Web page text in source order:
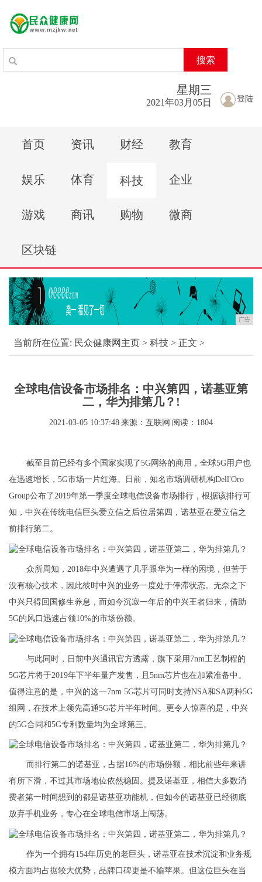
搜索
登陆
星期三
2021年03月05日
首页 资讯 财经 教育
娱乐 体育 科技 企业
游戏 商讯 购物 微商
区块链
广告
当前所在位置: 民众健康网主页 > 科技 > 正文 >
全球电信设备市场排名：中兴第四，诺基亚第
二，华为排第几？!
2021-03-05 10:37:48 来源：互联网 阅读：1804
截至目前已经有多个国家实现了5G网络的商用，全球5G用户也
在迅速增长，5G市场一片红海。日前，知名市场调研机构Dell'Oro
Group公布了2019年第一季度全球电信设备市场排行，根据该排行可
知，中兴在传统电信巨头爱立信之后位居第四，诺基亚在爱立信之
前排行第二。
众所周知，2018年中兴遭遇了几乎跟华为一样的困境，但苦于
没有核心技术，因此彼时中兴的业务一度处于停滞状态。无奈之下
中兴只得回国修生养息，而如今沉寂一年后的中兴王者归来，借助
5G的风口迅速占领10%的市场份额。
与此同时，日前中兴通讯官方透露，旗下采用7nm工艺制程的
5G芯片将于2019年下半年量产发售，且5nm芯片也在加紧准备中。
值得注意的是，中兴的这一7nm 5G芯片可同时支持NSA和SA两种5G
组网，在技术上领先高通5G芯片半年时间。更令人惊喜的是，中兴
的5G合同和5G专利数量均为全球第三。
而排行第二的诺基亚，占据16%的市场份额，相比前些年来讲
有所下滑，不过其市场地位依然稳固。提及诺基亚，相信大多数消
费者第一时间想到的都是诺基亚功能机，但如今的诺基亚已经彻底
放弃手机业务，专心在全球电信市场上闯荡。
作为一个拥有154年历史的老巨头，诺基亚在技术沉淀和业务规
模方面均占据较大优势，品牌口碑更是不输苹果。但这位巨头在当